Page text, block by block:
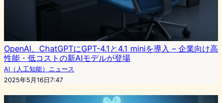
OpenAI、ChatGPTにGPT-4.1と4.1 miniを導入 – 企業向け高
性能・低コストの新AIモデルが登場
AI（人工知能）ニュース
2025年5月16日7:47